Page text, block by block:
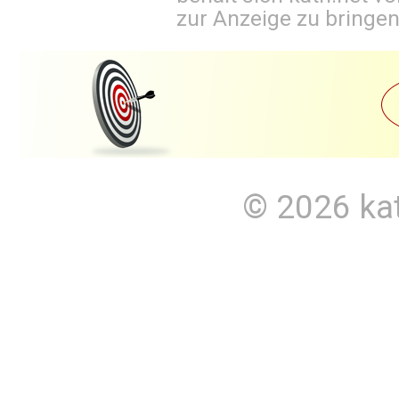
zur Anzeige zu
© 2026